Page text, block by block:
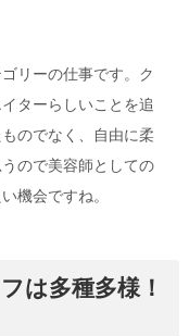
リーの仕事です。ク
ターらしいことを追
のでなく、自由に柔
ので美容師としての
機会ですね。
は多種多様！